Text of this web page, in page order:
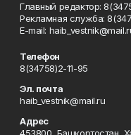
Главный редактор:
Рекламная служба:
Е-mаil:
Телефон
8(34758)2-11-95
Эл. почта
haib_vestnik@mail.ru
Адрес